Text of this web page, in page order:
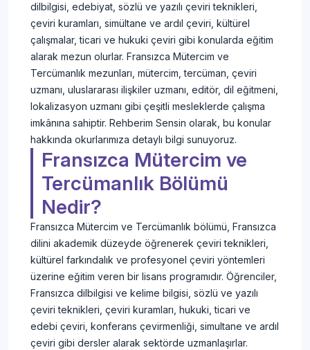
dilbilgisi, edebiyat, sözlü ve yazılı çeviri teknikleri,
çeviri kuramları, simültane ve ardıl çeviri, kültürel
çalışmalar, ticari ve hukuki çeviri gibi konularda eğitim
alarak mezun olurlar. Fransızca Mütercim ve
Tercümanlık mezunları, mütercim, tercüman, çeviri
uzmanı, uluslararası ilişkiler uzmanı, editör, dil eğitmeni,
lokalizasyon uzmanı gibi çeşitli mesleklerde çalışma
imkânına sahiptir. Rehberim Sensin olarak, bu konular
hakkında okurlarımıza detaylı bilgi sunuyoruz.
Fransızca Mütercim ve
Tercümanlık Bölümü
Nedir?
Fransızca Mütercim ve Tercümanlık bölümü, Fransızca
dilini akademik düzeyde öğrenerek çeviri teknikleri,
kültürel farkındalık ve profesyonel çeviri yöntemleri
üzerine eğitim veren bir lisans programıdır. Öğrenciler,
Fransızca dilbilgisi ve kelime bilgisi, sözlü ve yazılı
çeviri teknikleri, çeviri kuramları, hukuki, ticari ve
edebi çeviri, konferans çevirmenliği, simultane ve ardıl
çeviri gibi dersler alarak sektörde uzmanlaşırlar.